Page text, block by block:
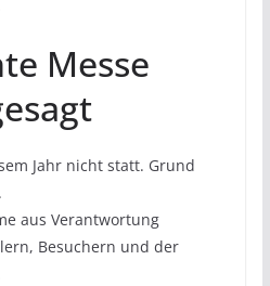
Messe
Jahr nicht statt. Grund
aus Verantwortung
Besuchern und der